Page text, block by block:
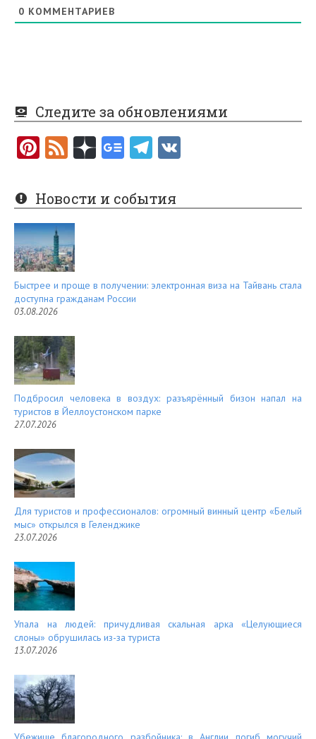
0 КОММЕНТАРИЕВ
Следите за обновлениями
Pi
er
es
t
F
e
d
Новости и события
Быстрее и проще в получении: электронная виза на Тайвань стала
доступна гражданам России
03.08.2026
Подбросил человека в воздух: разъярённый бизон напал на
туристов в Йеллоустонском парке
27.07.2026
Для туристов и профессионалов: огромный винный центр «Белый
мыс» открылся в Геленджике
23.07.2026
Упала на людей: причудливая скальная арка «Целующиеся
слоны» обрушилась из-за туриста
13.07.2026